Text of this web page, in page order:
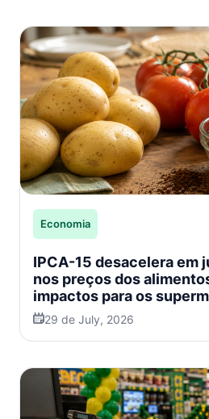
Economia
IPCA-15 desacelera em
nos preços dos
impactos para os
29 de July, 2026